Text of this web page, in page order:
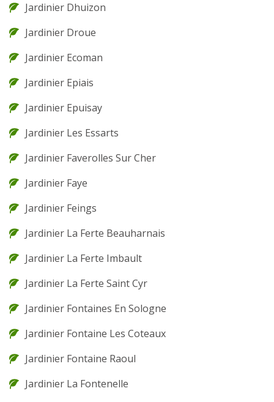
Jardinier Dhuizon
Jardinier Droue
Jardinier Ecoman
Jardinier Epiais
Jardinier Epuisay
Jardinier Les Essarts
Jardinier Faverolles Sur Cher
Jardinier Faye
Jardinier Feings
Jardinier La Ferte Beauharnais
Jardinier La Ferte Imbault
Jardinier La Ferte Saint Cyr
Jardinier Fontaines En Sologne
Jardinier Fontaine Les Coteaux
Jardinier Fontaine Raoul
Jardinier La Fontenelle